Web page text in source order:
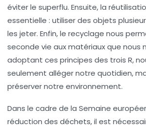
éviter le superflu. Ensuite, la
essentielle : utiliser des objets
les jeter. Enfin, le recyclage nous
seconde vie aux matériaux que nous
adoptant ces principes des trois R,
seulement alléger notre quotidien,
préserver notre environnement.
Dans le cadre de la Semaine
réduction des déchets, il est